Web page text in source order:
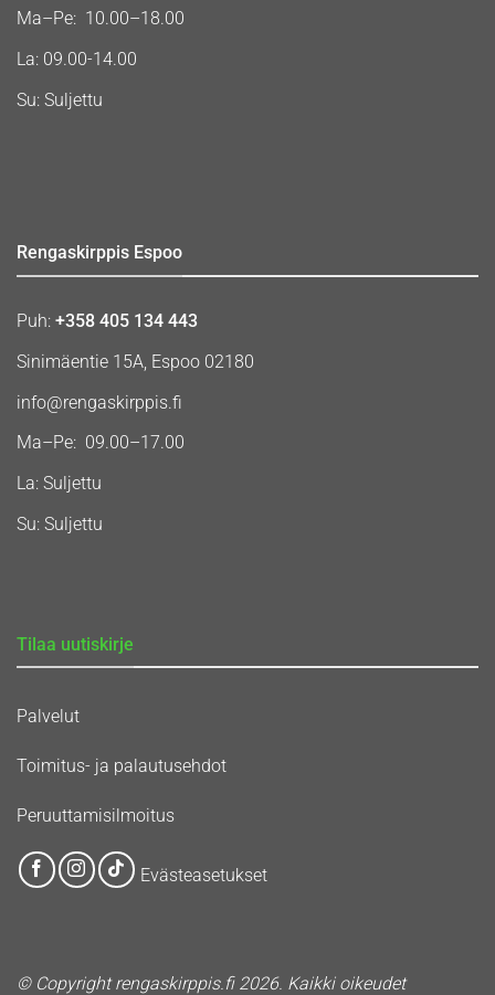
Ma–Pe: 10.00–18.00
La: 09.00-14.00
Su: Suljettu
Rengaskirppis Espoo
Puh: +358 405 134 443
Sinimäentie 15A, Espoo 02180
info@rengaskirppis.fi
Ma–Pe: 09.00–17.00
La: Suljettu
Su: Suljettu
Tilaa uutiskirje
Palvelut
Toimitus- ja palautusehdot
Peruuttamisilmoitus
Evästeasetukset
© Copyright rengaskirppis.fi 2026. Kaikki oikeudet